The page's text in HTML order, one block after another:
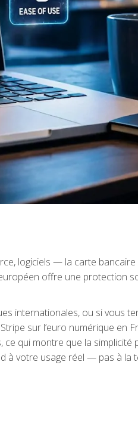
logiciels — la carte
offre une protection
internationales, ou si vous
sur l’euro numérique en
qui montre que la simplicité
à votre usage réel — pas à la